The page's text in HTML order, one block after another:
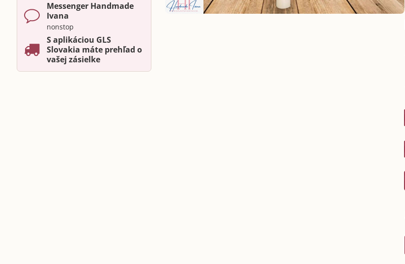
Messenger Handmade
Ivana
nonstop
S aplikáciou GLS
Slovakia máte prehľad o
vašej zásielke